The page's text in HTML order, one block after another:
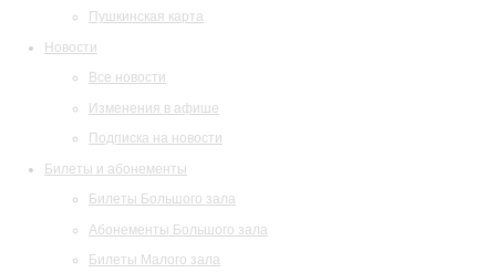
Пушкинская карта
Новости
Все новости
Изменения в афише
Подписка на новости
Билеты и абонементы
Билеты Большого зала
Абонементы Большого зала
Билеты Малого зала